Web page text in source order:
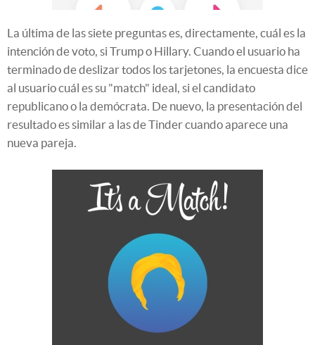
La última de las siete preguntas es, directamente, cuál es la
intención de voto, si Trump o Hillary. Cuando el usuario ha
terminado de deslizar todos los tarjetones, la encuesta dice
al usuario cuál es su "match" ideal, si el candidato
republicano o la demócrata. De nuevo, la presentación del
resultado es similar a las de Tinder cuando aparece una
nueva pareja.